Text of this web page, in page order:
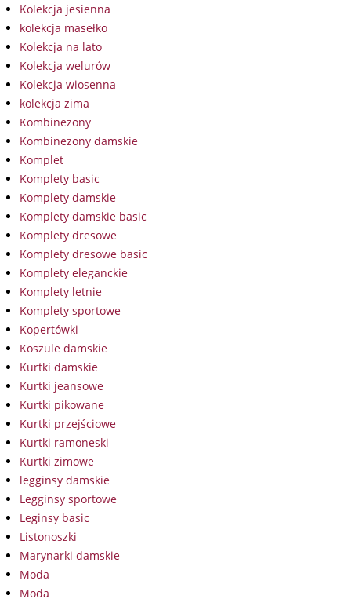
Kolekcja jesienna
kolekcja masełko
Kolekcja na lato
Kolekcja welurów
Kolekcja wiosenna
kolekcja zima
Kombinezony
Kombinezony damskie
Komplet
Komplety basic
Komplety damskie
Komplety damskie basic
Komplety dresowe
Komplety dresowe basic
Komplety eleganckie
Komplety letnie
Komplety sportowe
Kopertówki
Koszule damskie
Kurtki damskie
Kurtki jeansowe
Kurtki pikowane
Kurtki przejściowe
Kurtki ramoneski
Kurtki zimowe
legginsy damskie
Legginsy sportowe
Leginsy basic
Listonoszki
Marynarki damskie
Moda
Moda